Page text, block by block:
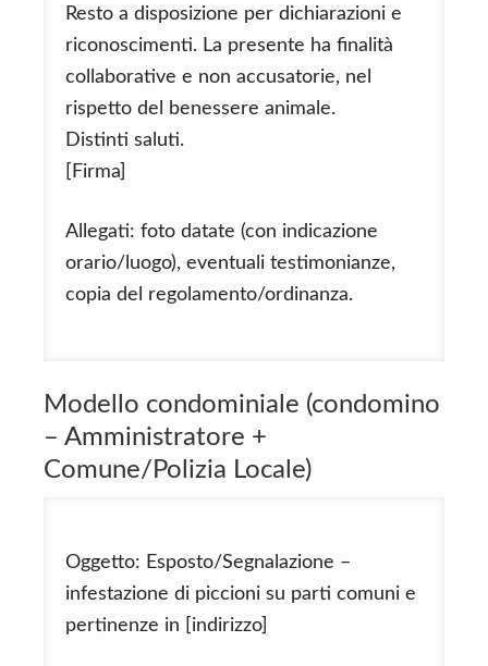
Resto a disposizione per dichiarazioni e
riconoscimenti. La presente ha finalità
collaborative e non accusatorie, nel
rispetto del benessere animale.
Distinti saluti.
[Firma]
Allegati: foto datate (con indicazione
orario/luogo), eventuali testimonianze,
copia del regolamento/ordinanza.
Modello condominiale (condomino
– Amministratore +
Comune/Polizia Locale)
Oggetto: Esposto/Segnalazione –
infestazione di piccioni su parti comuni e
pertinenze in [indirizzo]